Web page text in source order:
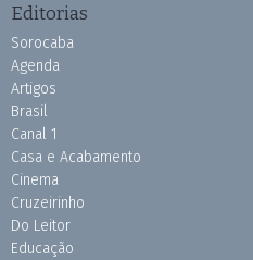
Editorias
Sorocaba
Agenda
Artigos
Brasil
Canal 1
Casa e Acabamento
Cinema
Cruzeirinho
Do Leitor
Educação